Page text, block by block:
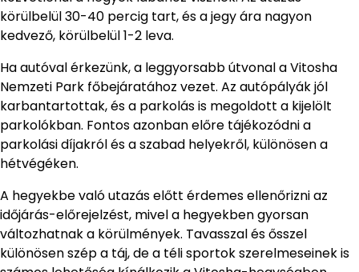
körülbelül 30-40 percig tart, és a jegy ára nagyon
kedvező, körülbelül 1-2 leva.
Ha autóval érkezünk, a leggyorsabb útvonal a Vitosha
Nemzeti Park főbejáratához vezet. Az autópályák jól
karbantartottak, és a parkolás is megoldott a kijelölt
parkolókban. Fontos azonban előre tájékozódni a
parkolási díjakról és a szabad helyekről, különösen a
hétvégéken.
A hegyekbe való utazás előtt érdemes ellenőrizni az
időjárás-előrejelzést, mivel a hegyekben gyorsan
változhatnak a körülmények. Tavasszal és ősszel
különösen szép a táj, de a téli sportok szerelmeseinek is